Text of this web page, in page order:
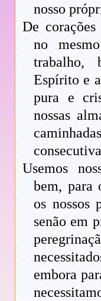
nosso
De
no
trabalho,
Espírito e
pura e
nossas
Usemos
bem, para
os nossos
senão em
embora